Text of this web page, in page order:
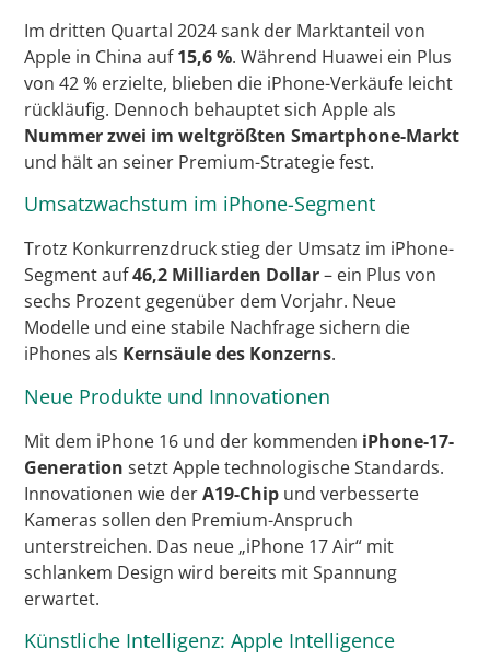
Im dritten Quartal 2024 sank der Marktanteil von
Apple in China auf15,6 %. Während Huawei ein Plus
von 42 % erzielte, blieben die iPhone-Verkäufe leicht
rückläufig. Dennoch behauptet sich Apple als
Nummer zwei im weltgrößten Smartphone-Markt
und hält an seiner Premium-Strategie fest.
Umsatzwachstum im iPhone-Segment
Trotz Konkurrenzdruck stieg der Umsatz im iPhone-
Segment auf46,2 Milliarden Dollar– ein Plus von
sechs Prozent gegenüber dem Vorjahr. Neue
Modelle und eine stabile Nachfrage sichern die
iPhones als Kernsäule des Konzerns.
Neue Produkte und Innovationen
Mit dem iPhone 16 und der kommenden iPhone-17-
Generation setzt Apple technologische Standards.
Innovationen wie derA19-Chip und verbesserte
Kameras sollen den Premium-Anspruch
unterstreichen. Das neue „iPhone 17 Air“ mit
schlankem Design wird bereits mit Spannung
erwartet.
Künstliche Intelligenz: Apple Intelligence